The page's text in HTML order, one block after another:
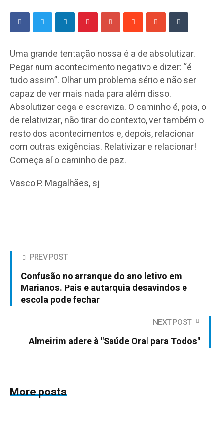
Uma grande tentação nossa é a de absolutizar.
Pegar num acontecimento negativo e dizer: “é
tudo assim”. Olhar um problema sério e não ser
capaz de ver mais nada para além disso.
Absolutizar cega e escraviza. O caminho é, pois, o
de relativizar, não tirar do contexto, ver também o
resto dos acontecimentos e, depois, relacionar
com outras exigências. Relativizar e relacionar!
Começa aí o caminho de paz.
Vasco P. Magalhães, sj
PREV POST
Confusão no arranque do ano letivo em
Marianos. Pais e autarquia desavindos e
escola pode fechar
NEXT POST
Almeirim adere à "Saúde Oral para Todos"
More posts